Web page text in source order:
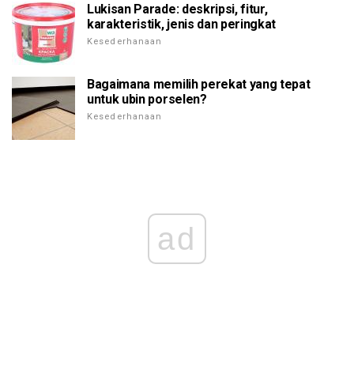
Lukisan Parade: deskripsi, fitur,
karakteristik, jenis dan peringkat
Kesederhanaan
Bagaimana memilih perekat yang tepat
untuk ubin porselen?
Kesederhanaan
ad